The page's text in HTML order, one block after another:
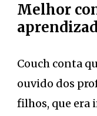
Melhor
Couch conta
ouvido dos
filhos, que era